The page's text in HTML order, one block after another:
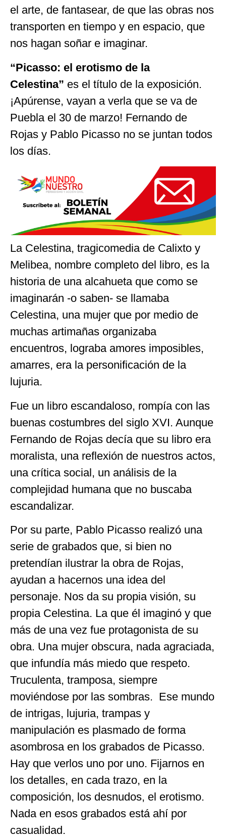
el arte, de fantasear, de que las obras nos
transporten en tiempo y en espacio, que
nos hagan soñar e imaginar.
“Picasso: el erotismo de la
Celestina” es el título de la exposición.
¡Apúrense, vayan a verla que se va de
Puebla el 30 de marzo! Fernando de
Rojas y Pablo Picasso no se juntan todos
los días.
La Celestina, tragicomedia de Calixto y
Melibea, nombre completo del libro, es la
historia de una alcahueta que como se
imaginarán -o saben- se llamaba
Celestina, una mujer que por medio de
muchas artimañas organizaba
encuentros, lograba amores imposibles,
amarres, era la personificación de la
lujuria.
Fue un libro escandaloso, rompía con las
buenas costumbres del siglo XVI. Aunque
Fernando de Rojas decía que su libro era
moralista, una reflexión de nuestros actos,
una crítica social, un análisis de la
complejidad humana que no buscaba
escandalizar.
Por su parte, Pablo Picasso realizó una
serie de grabados que, si bien no
pretendían ilustrar la obra de Rojas,
ayudan a hacernos una idea del
personaje. Nos da su propia visión, su
propia Celestina. La que él imaginó y que
más de una vez fue protagonista de su
obra. Una mujer obscura, nada agraciada,
que infundía más miedo que respeto.
Truculenta, tramposa, siempre
moviéndose por las sombras. Ese mundo
de intrigas, lujuria, trampas y
manipulación es plasmado de forma
asombrosa en los grabados de Picasso.
Hay que verlos uno por uno. Fijarnos en
los detalles, en cada trazo, en la
composición, los desnudos, el erotismo.
Nada en esos grabados está ahí por
casualidad.